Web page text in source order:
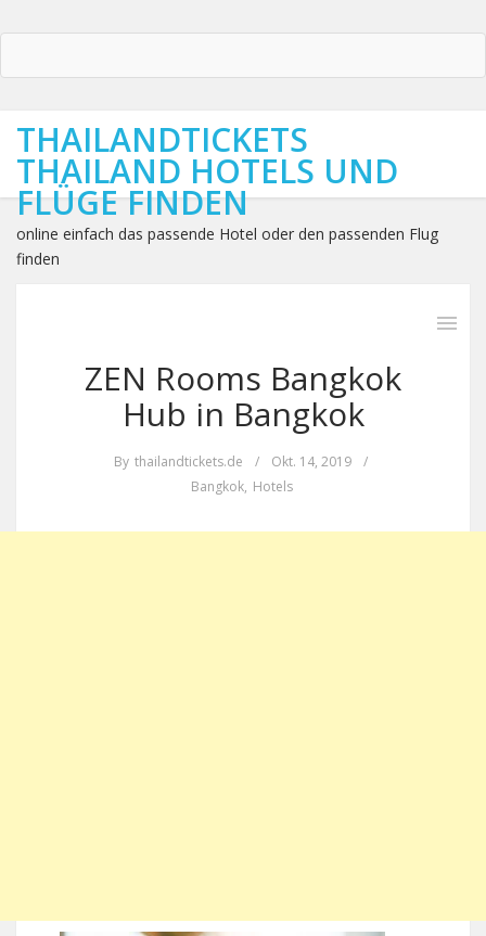
THAILANDTICKETS
THAILAND HOTELS UND
FLÜGE FINDEN
online einfach das passende Hotel oder den passenden Flug
finden
ZEN Rooms Bangkok
Hub in Bangkok
By thailandtickets.de / Okt. 14, 2019
/
Bangkok, Hotels